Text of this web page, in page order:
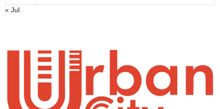
« Jul